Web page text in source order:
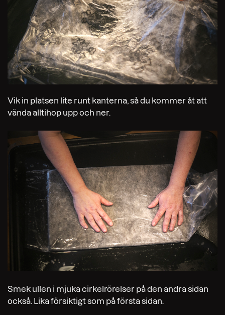
Vik in platsen lite runt kanterna, så du kommer åt att
vända alltihop upp och ner.
Smek ullen i mjuka cirkelrörelser på den andra sidan
också. Lika försiktigt som på första sidan.